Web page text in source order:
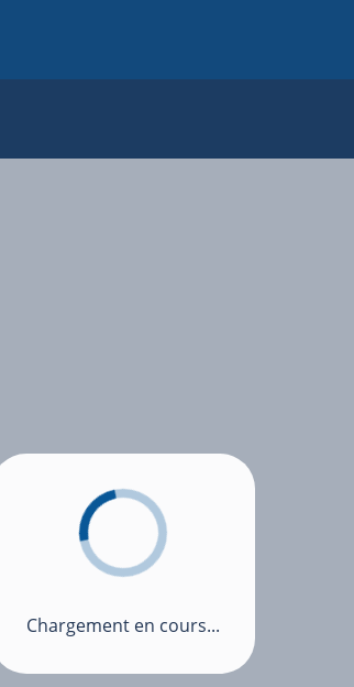
Chargement en cours...